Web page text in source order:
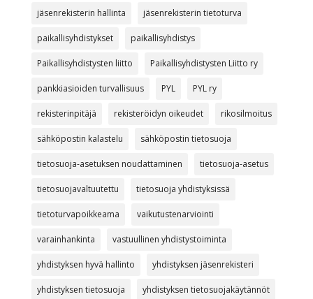
jäsenrekisterin hallinta jäsenrekisterin tietoturva
paikallisyhdistykset paikallisyhdistys
Paikallisyhdistysten liitto Paikallisyhdistysten Liitto ry
pankkiasioiden turvallisuus PYL PYL ry
rekisterinpitäjä rekisteröidyn oikeudet rikosilmoitus
sähköpostin kalastelu sähköpostin tietosuoja
tietosuoja-asetuksen noudattaminen tietosuoja-asetus
tietosuojavaltuutettu tietosuoja yhdistyksissä
tietoturvapoikkeama vaikutustenarviointi
varainhankinta vastuullinen yhdistystoiminta
yhdistyksen hyvä hallinto yhdistyksen jäsenrekisteri
yhdistyksen tietosuoja yhdistyksen tietosuojakäytännöt